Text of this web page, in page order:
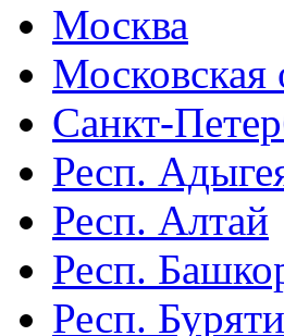
Москва
Московская
Санкт-
Респ.
Респ. Алтай
Респ.
Респ.